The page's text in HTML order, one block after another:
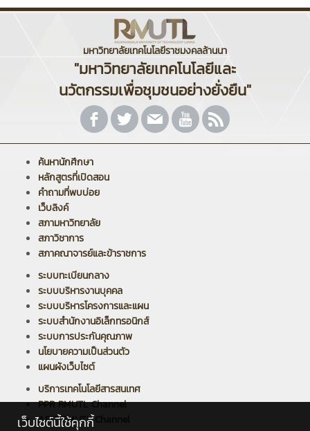
มหาวิทยาลัยเทคโนโลยีราชมงคลล้านนา
"มหาวิทยาลัยเทคโนโลยีและ
นวัตกรรมเพื่อชุมชนอย่างยั่งยืน"
ค้นหานักศึกษา
หลักสูตรที่เปิดสอน
คำถามที่พบบ่อย
เว็บลิงค์
สภามหาวิทยาลัย
สภาวิชาการ
สภาคณาจารย์และข้าราชการ
ระบบทะเบียนกลาง
ระบบบริหารงานบุคคล
ระบบบริหารโครงการและแผน
ระบบสำนักงานอิเล็กทรอนิกส์
ระบบการประกันคุณภาพ
นโยบายความเป็นส่วนตัว
แผนผังเว็บไซต์
บริการเทคโนโลยีสารสนเทศ
PPR RMUTL Channel
ARIT RMUTL Channel
เว็บไซต์นี้ใช้คุกกี้